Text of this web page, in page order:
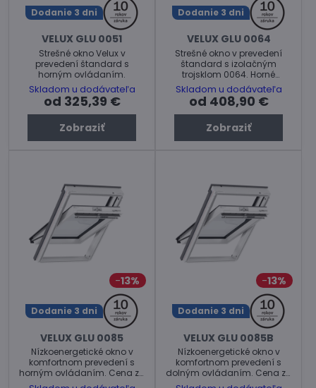
Dodanie 3 dni
VELUX GLU 0051
Strešné okno Velux v
prevedení štandard s
horným ovládaním.
Skladom u dodávateľa
od 325,39 €
Zobraziť
Dodanie 3 dni
VELUX GLU 0064
Strešné okno v prevedení
štandard s izolačným
trojsklom 0064. Horné
ovládanie.
Skladom u dodávateľa
od 408,90 €
Zobraziť
13%
Dodanie 3 dni
VELUX GLU 0085
Nízkoenergetické okno v
komfortnom prevedení s
horným ovládaním. Cena za
ks.
13%
Dodanie 3 dni
VELUX GLU 0085B
Nízkoenergetické okno v
komfortnom prevedení s
dolným ovládaním. Cena za
ks.